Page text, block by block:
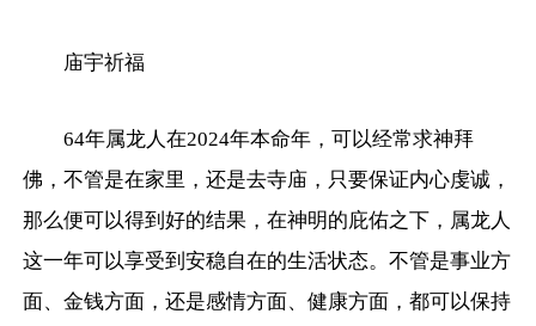
庙宇祈福
64年属龙人在2024年本命年，可以经常求神拜
佛，不管是在家里，还是去寺庙，只要保证内心虔诚，
那么便可以得到好的结果，在神明的庇佑之下，属龙人
这一年可以享受到安稳自在的生活状态。不管是事业方
面、金钱方面，还是感情方面、健康方面，都可以保持